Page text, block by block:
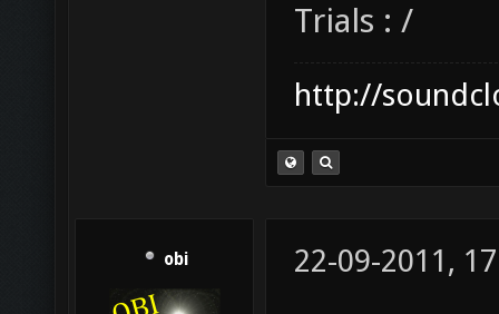
Trials : /
http://
obi 22-09-2011,